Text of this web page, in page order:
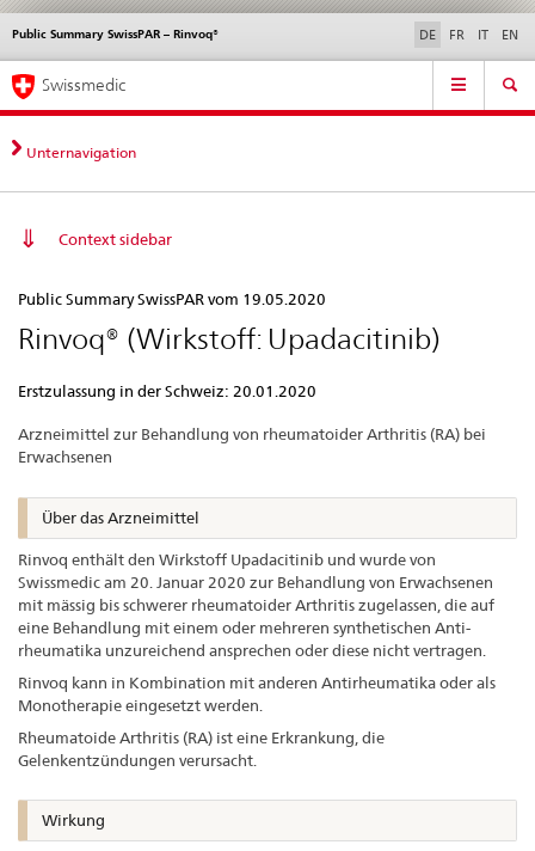
Direktnavigation
News,
Rechtsgrundlagen,
Kontakt
News & Updates Kontakt | Support & Hilfe
Public Summary SwissPAR – Rinvoq®
Sprachwahl DE FR IT EN
Service
Hauptnavigation
Swissmedic
Unternavigation
Context sidebar
Summary
SwissPAR
–
Public Summary SwissPAR vom 19.05.2020
Rinvoq® (Wirkstoff: Upadacitinib)
Erstzulassung in der Schweiz: 20.01.2020
Arzneimittel zur Behandlung von rheumatoider Arthritis (RA) bei
Erwachsenen
Über das Arzneimittel
Rinvoq enthält den Wirkstoff Upadacitinib und wurde von
Swissmedic am 20. Januar 2020 zur Behandlung von Erwachsenen
mit mässig bis schwerer rheumatoider Arthritis zugelassen, die auf
eine Behandlung mit einem oder mehreren synthetischen Anti-
rheumatika unzureichend ansprechen oder diese nicht vertragen.
Rinvoq kann in Kombination mit anderen Antirheumatika oder als
Monotherapie eingesetzt werden.
Rheumatoide Arthritis (RA) ist eine Erkrankung, die
Gelenkentzündungen verursacht.
Wirkung